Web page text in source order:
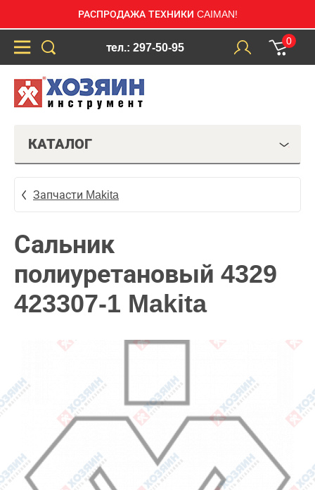
РАСПРОДАЖА ТЕХНИКИ CAIMAN!
тел.: 297-50-95
0
КАТАЛОГ
Запчасти Makita
Сальник
полиуретановый 4329
423307-1 Makita